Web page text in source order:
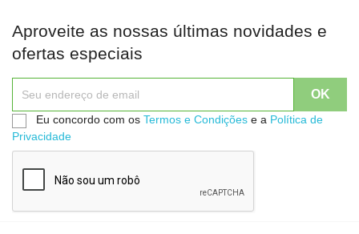
Aproveite as nossas últimas novidades e
ofertas especiais
Eu concordo com os Termos e Condições e a Política de
Privacidade